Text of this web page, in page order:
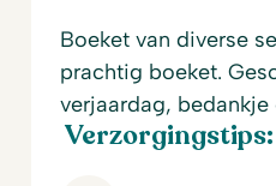
Boeket van diverse
prachtig boeket.
verjaardag,
Verzorgingstips: